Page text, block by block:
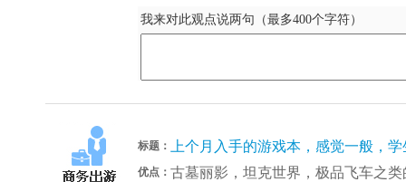
我来对此观点说两句（最多400个字符）
标题： 上个月入手的游戏本，感觉一般，
优点： 古墓丽影，坦克世界，极品飞车之